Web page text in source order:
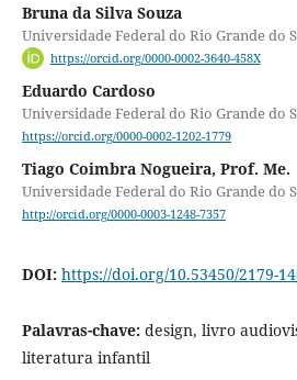
Bruna da Silva Souza
Universidade Federal do Rio Grande do
https://orcid.org/0000-0002-3640-458X
Eduardo Cardoso
Universidade Federal do Rio Grande do
https://orcid.org/0000-0002-1202-1779
Tiago Coimbra Nogueira, Prof. Me.
Universidade Federal do Rio Grande do
http://orcid.org/0000-0003-1248-7357
DOI: https://doi.org/10.53450/2179-
Palavras-chave: design, livro
literatura infantil